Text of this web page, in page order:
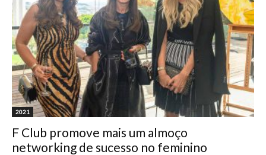
2021
F Club promove mais um almoço
networking de sucesso no feminino